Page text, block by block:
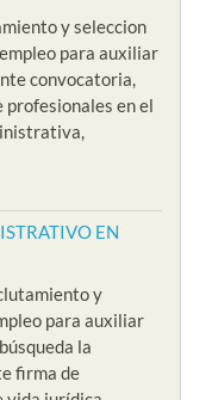
y seleccion
para auxiliar
convocatoria,
profesionales en el
EN
y
para auxiliar
la
firma de